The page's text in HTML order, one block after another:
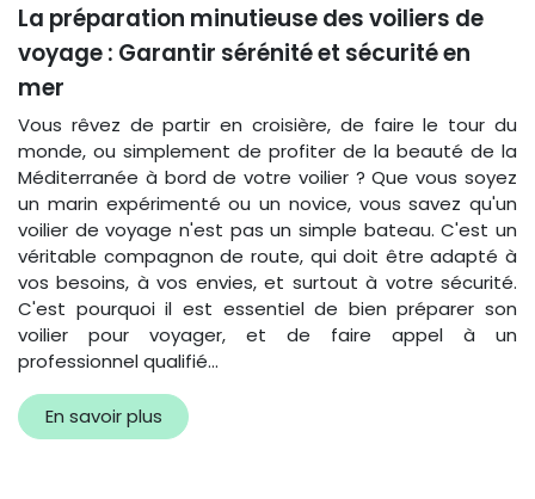
La préparation minutieuse des voiliers de
voyage : Garantir sérénité et sécurité en
mer
Vous rêvez de partir en croisière, de faire le tour du
monde, ou simplement de profiter de la beauté de la
Méditerranée à bord de votre voilier ? Que vous soyez
un marin expérimenté ou un novice, vous savez qu'un
voilier de voyage n'est pas un simple bateau. C'est un
véritable compagnon de route, qui doit être adapté à
vos besoins, à vos envies, et surtout à votre sécurité.
C'est pourquoi il est essentiel de bien préparer son
voilier pour voyager, et de faire appel à un
professionnel qualifié...
En savoir plus